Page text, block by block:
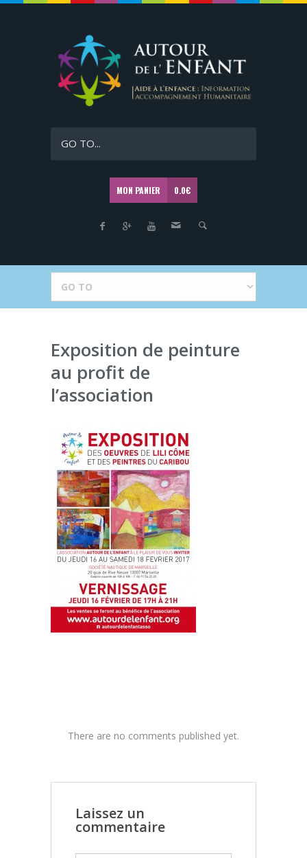
GO TO...
MON PANIER 0.0€
Exposition de peinture
au profit de
l’association
There are no comments published yet.
Laissez un
commentaire